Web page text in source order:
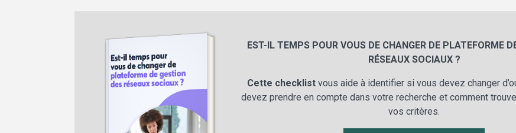
EST-IL TEMPS POUR VOUS DE CHANGER DE PLATEFORME
RÉSEAUX SOCIAUX ?
Cette checklist vous aide à identifier si vous devez changer
devez prendre en compte dans votre recherche et comment
vos critères.